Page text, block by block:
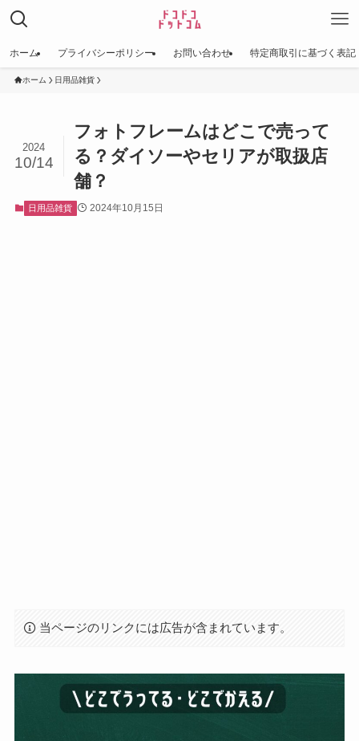
ホーム プライバシーポリシー お問い合わせ 特定商取引に基づく表記
ホーム 日用品雑貨
フォトフレームはどこで売って
る？ダイソーやセリアが取扱店
舗？
2024
10/14
日用品雑貨 2024年10月15日
当ページのリンクには広告が含まれています。